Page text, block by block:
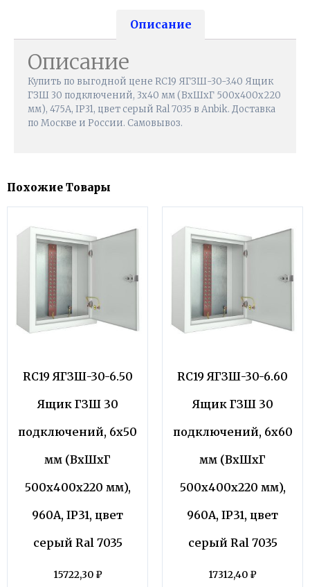
Описание
Описание
Купить по выгодной цене RC19 ЯГЗШ-30-3.40 Ящик
ГЗШ 30 подключений, 3х40 мм (ВхШхГ 500х400х220
мм), 475А, IP31, цвет серый Ral 7035 в Anbik. Доставка
по Москве и России. Самовывоз.
Похожие Товары
RC19 ЯГЗШ-30-6.50
Ящик ГЗШ 30
подключений, 6х50
мм (ВхШхГ
500х400х220 мм),
960А, IP31, цвет
серый Ral 7035
15722,30 ₽
RC19 ЯГЗШ-30-6.60
Ящик ГЗШ 30
подключений, 6х60
мм (ВхШхГ
500х400х220 мм),
960А, IP31, цвет
серый Ral 7035
17312,40 ₽